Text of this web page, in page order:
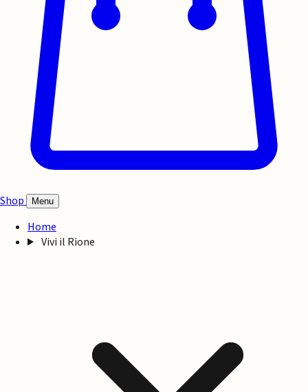
Shop Menu
Home
Vivi il Rione